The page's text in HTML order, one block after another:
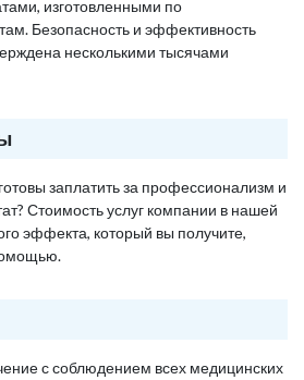
изготовленными по
Безопасность и эффективность
несколькими тысячами
заплатить за профессионализм и
Стоимость услуг компании в нашей
эффекта, который вы получите,
с соблюдением всех медицинских